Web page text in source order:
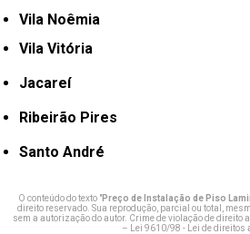
Vila Noêmia
Vila Vitória
Jacareí
Ribeirão Pires
Santo André
O conteúdo do texto "Preço de Instalação de Piso
direito reservado. Sua reprodução, parcial ou total,
sem a autorização do autor. Crime de violação de direito
–
Lei 9610/98 - Lei de direitos